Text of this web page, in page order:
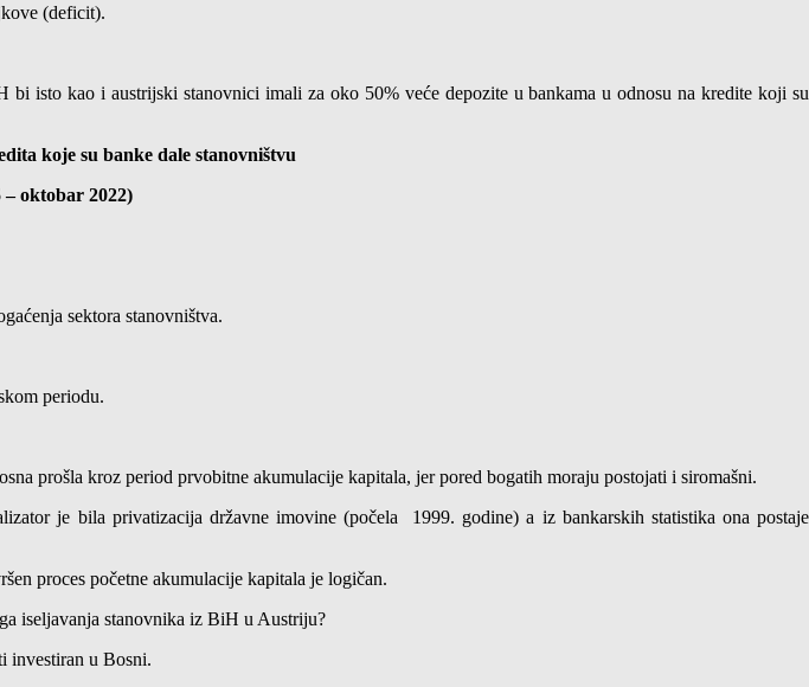
(deficit).
isto kao i austrijski stanovnici imali za oko 50% veće depozite u bankama u odnosu na kredite koji su
koje su banke dale stanovništvu
oktobar 2022)
sektora stanovništva.
periodu.
prošla kroz period prvobitne akumulacije kapitala, jer pored bogatih moraju postojati i siromašni.
je bila privatizacija državne imovine (počela 1999. godine) a iz bankarskih statistika ona postaje
proces početne akumulacije kapitala je logičan.
iseljavanja stanovnika iz BiH u Austriju?
investiran u Bosni.